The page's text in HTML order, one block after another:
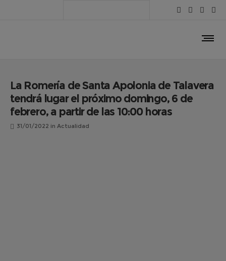
La Romería de Santa Apolonia de Talavera
tendrá lugar el próximo domingo, 6 de
febrero, a partir de las 10:00 horas
31/01/2022 in Actualidad